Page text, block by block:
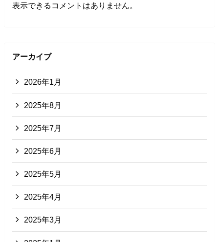
表示できるコメントはありません。
アーカイブ
2026年1月
2025年8月
2025年7月
2025年6月
2025年5月
2025年4月
2025年3月